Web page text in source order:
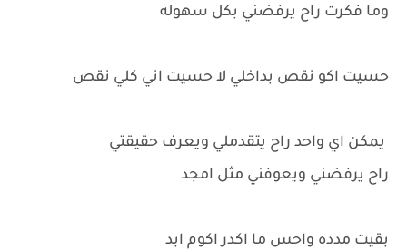
وما فكرت راح يرفضني بكل سهوله
حسيت اكو نقص بداخلي لا حسيت اني كلي نقص
يمكن اي واحد راح يتقدملي ويعرف حقيقتي
راح يرفضني ويعوفني مثل امجد
بقيت مدده واحس ما اكدر اكوم ابد